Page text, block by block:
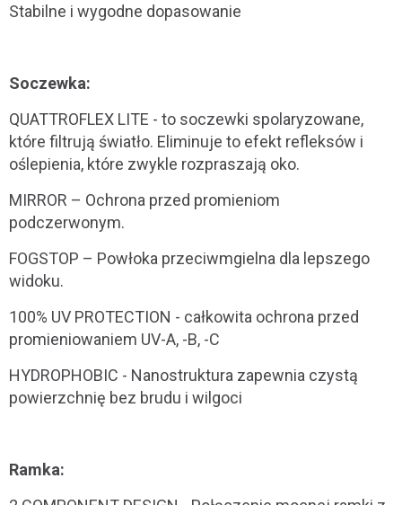
Stabilne i wygodne dopasowanie
Soczewka:
QUATTROFLEX LITE - to soczewki spolaryzowane,
które filtrują światło. Eliminuje to efekt refleksów i
oślepienia, które zwykle rozpraszają oko.
MIRROR – Ochrona przed promieniom
podczerwonym.
FOGSTOP – Powłoka przeciwmgielna dla lepszego
widoku.
100% UV PROTECTION - całkowita ochrona przed
promieniowaniem UV-A, -B, -C
HYDROPHOBIC - Nanostruktura zapewnia czystą
powierzchnię bez brudu i wilgoci
Ramka: